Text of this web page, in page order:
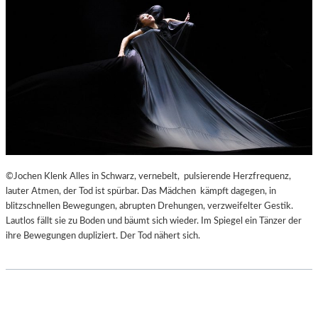
©Jochen Klenk Alles in Schwarz, vernebelt, pulsierende Herzfrequenz,
lauter Atmen, der Tod ist spürbar. Das Mädchen kämpft dagegen, in
blitzschnellen Bewegungen, abrupten Drehungen, verzweifelter Gestik.
Lautlos fällt sie zu Boden und bäumt sich wieder. Im Spiegel ein Tänzer der
ihre Bewegungen dupliziert. Der Tod nähert sich.